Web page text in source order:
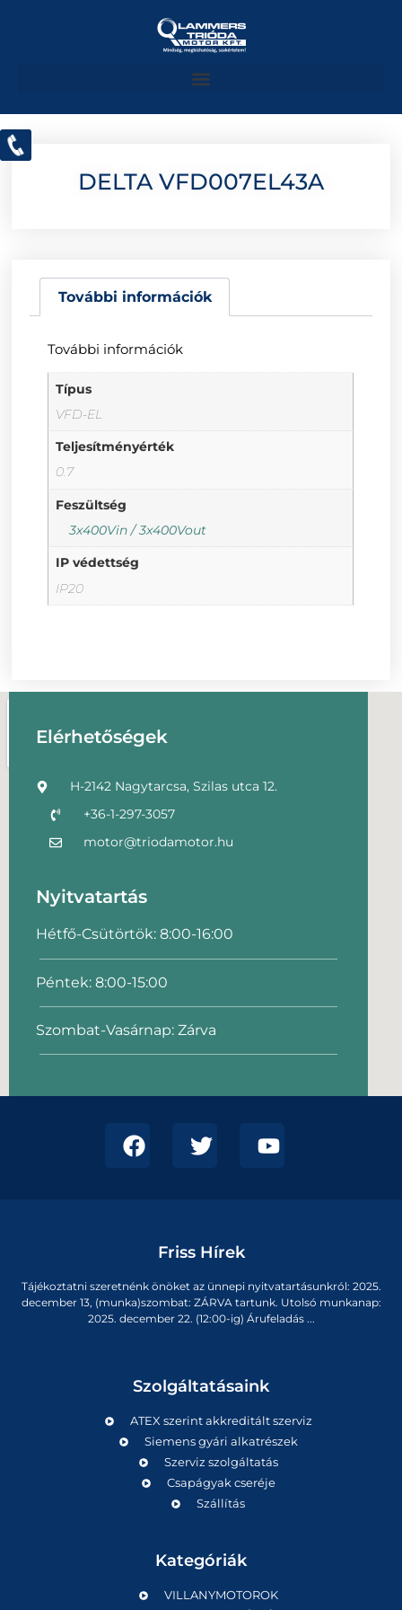
DELTA VFD007EL43A
További információk
További információk
Típus
VFD-EL
Teljesítményérték
0.7
Feszültség
3x400Vin / 3x400Vout
IP védettség
IP20
Elérhetőségek
H-2142 Nagytarcsa, Szilas utca 12.
+36-1-297-3057
motor@triodamotor.hu
Nyitvatartás
Hétfő-Csütörtök: 8:00-16:00
Péntek: 8:00-15:00
Szombat-Vasárnap: Zárva
Friss Hírek
Tájékoztatni szeretnénk önöket az ünnepi nyitvatartásunkról: 2025.
december 13, (munka)szombat: ZÁRVA tartunk. Utolsó munkanap:
2025. december 22. (12:00-ig) Árufeladás ...
Szolgáltatásaink
ATEX szerint akkreditált szerviz
Siemens gyári alkatrészek
Szerviz szolgáltatás
Csapágyak cseréje
Szállítás
Kategóriák
VILLANYMOTOROK